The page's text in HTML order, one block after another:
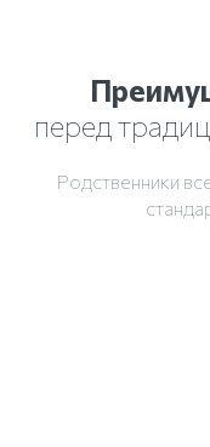
перед
Родственники